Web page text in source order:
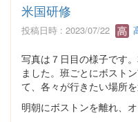
米国研修
投稿日時 : 2023/07/22
写真は７日目の様子です
ました。班ごとにボスト
て、各々が行きたい場所を
明朝にボストンを離れ、